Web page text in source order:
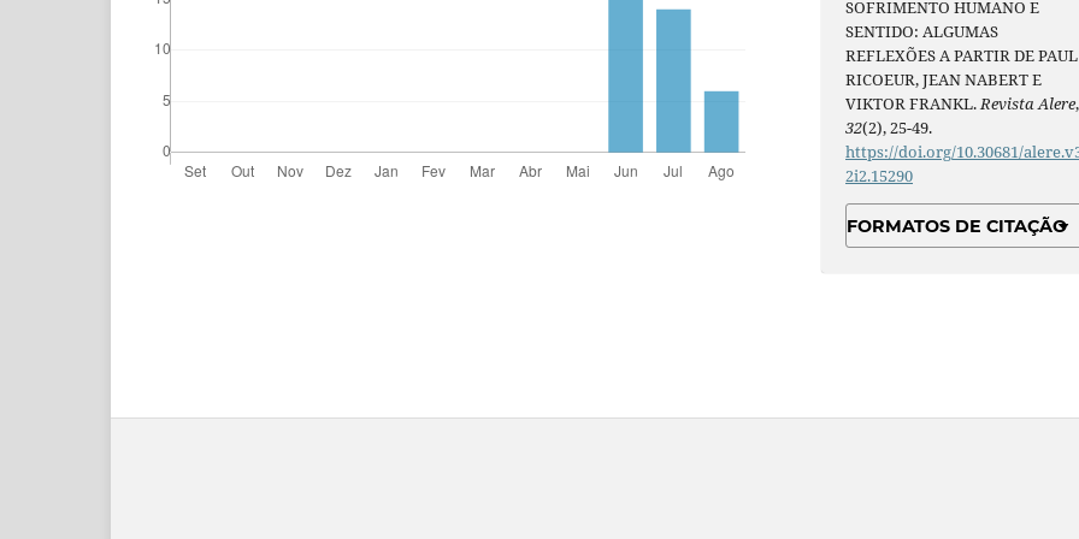
SOFRIMENTO HUMANO E
SENTIDO: ALGUMAS
REFLEXÕES A PARTIR DE PAUL
RICOEUR, JEAN NABERT E
VIKTOR FRANKL.Revista Alere,
32(2), 25-49.
https://doi.org/10.30681/
2i2.15290
FORMATOS DE CITAÇÃO